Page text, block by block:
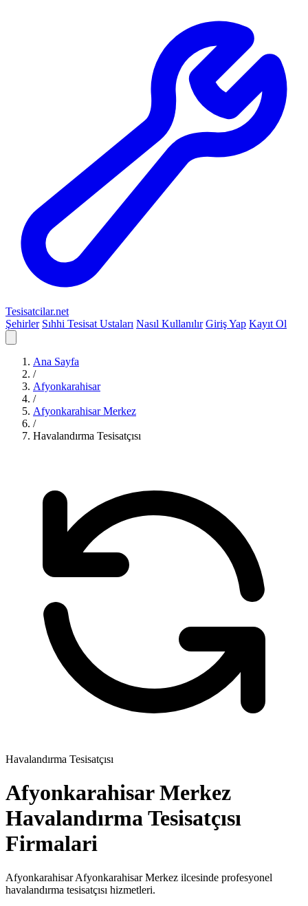
Tesisatcilar.net
Şehirler Sıhhi Tesisat Ustaları Nasıl Kullanılır Giriş Yap Kayıt Ol
Ana Sayfa
/
Afyonkarahisar
/
Afyonkarahisar Merkez
/
Havalandırma Tesisatçısı
Havalandırma Tesisatçısı
Afyonkarahisar Merkez
Havalandırma Tesisatçısı
Firmalari
Afyonkarahisar Afyonkarahisar Merkez ilcesinde profesyonel
havalandırma tesisatçısı hizmetleri.